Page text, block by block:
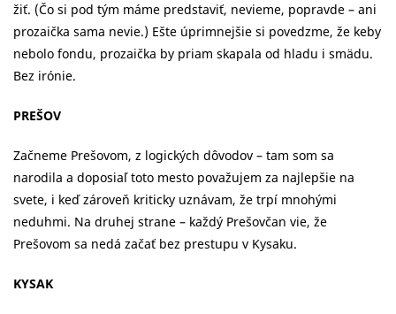
žiť. (Čo si pod tým máme predstaviť, nevieme, popravde – ani
prozaička sama nevie.) Ešte úprimnejšie si povedzme, že keby
nebolo fondu, prozaička by priam skapala od hladu i smädu.
Bez irónie.
PREŠOV
Začneme Prešovom, z logických dôvodov – tam som sa
narodila a doposiaľ toto mesto považujem za najlepšie na
svete, i keď zároveň kriticky uznávam, že trpí mnohými
neduhmi. Na druhej strane – každý Prešovčan vie, že
Prešovom sa nedá začať bez prestupu v Kysaku.
KYSAK